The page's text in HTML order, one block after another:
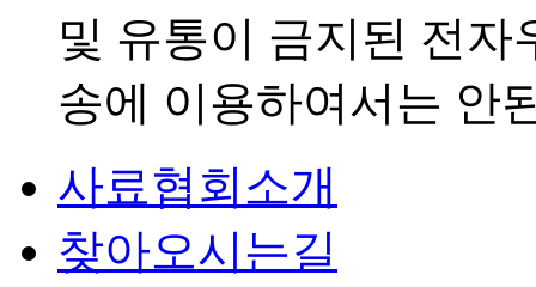
및 유통이 금지된 전
송에 이용하여서는 안
사료협회소개
찾아오시는길